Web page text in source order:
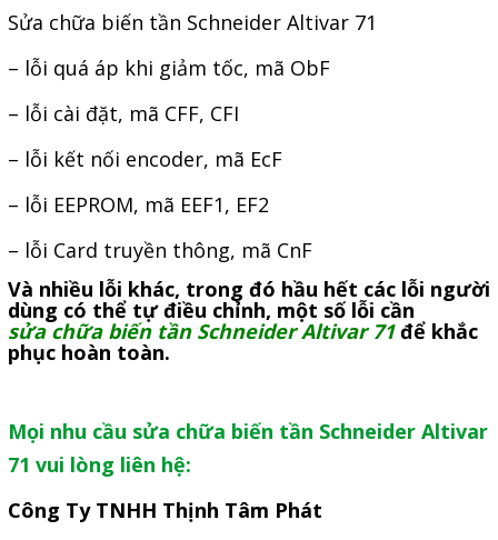
Sửa chữa biến tần Schneider Altivar 71
– lỗi quá áp khi giảm tốc, mã ObF
– lỗi cài đặt, mã CFF, CFI
– lỗi kết nối encoder, mã EcF
– lỗi EEPROM, mã EEF1, EF2
– lỗi Card truyền thông, mã CnF
Và nhiều lỗi khác, trong đó hầu hết các lỗi người
dùng có thể tự điều chỉnh, một số lỗi cần
sửa chữa biến tần SchneiderAltivar 71để khắc
phục hoàn toàn.
Mọi nhu cầu sửa chữa biến tần Schneider Altivar
71 vui lòng liên hệ:
Công Ty TNHH Thịnh Tâm Phát